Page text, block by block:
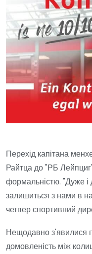
Перехід капітана
Райтца до "РБ
формальністю. "Дуже
залишиться з нами в
четвер спортивний
Нещодавно з'явилися
домовленість між